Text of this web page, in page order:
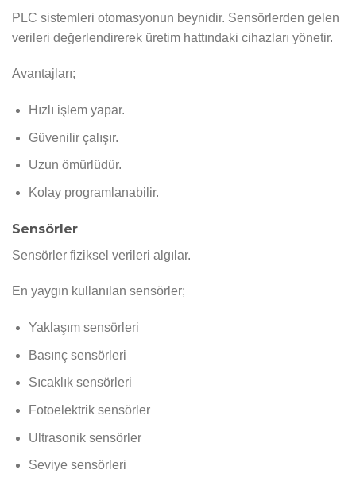
PLC sistemleri otomasyonun beynidir. Sensörlerden gelen
verileri değerlendirerek üretim hattındaki cihazları yönetir.
Avantajları;
Hızlı işlem yapar.
Güvenilir çalışır.
Uzun ömürlüdür.
Kolay programlanabilir.
Sensörler
Sensörler fiziksel verileri algılar.
En yaygın kullanılan sensörler;
Yaklaşım sensörleri
Basınç sensörleri
Sıcaklık sensörleri
Fotoelektrik sensörler
Ultrasonik sensörler
Seviye sensörleri